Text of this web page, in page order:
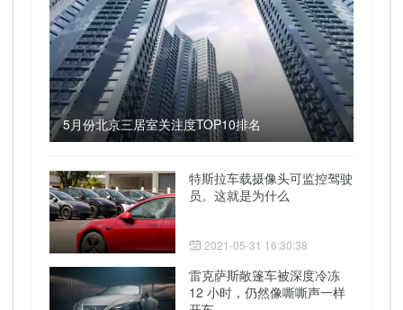
5月份北京三居室关注度TOP10排名
特斯拉车载摄像头可监控驾驶
员。这就是为什么
2021-05-31 16:30:38
雷克萨斯敞篷车被深度冷冻
12 小时，仍然像嘶嘶声一样